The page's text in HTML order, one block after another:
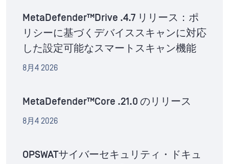
MetaDefender™Drive .4.7 リリース：ポ
リシーに基づくデバイススキャンに対応
した設定可能なスマートスキャン機能
8月4 2026
MetaDefender™Core .21.0 のリリース
8月4 2026
OPSWATサイバーセキュリティ・ドキュ